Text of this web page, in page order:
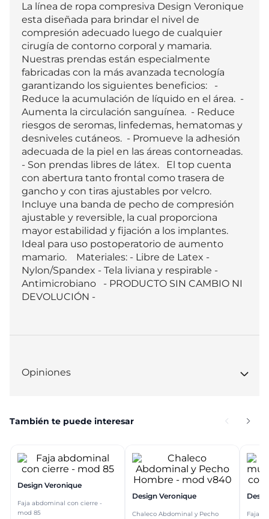
La línea de ropa compresiva Design Veronique
esta diseñada para brindar el nivel de
compresión adecuado luego de cualquier
cirugía de contorno corporal y mamaria.
Nuestras prendas están especialmente
fabricadas con la más avanzada tecnología
garantizando los siguientes beneficios:   -
Reduce la acumulación de líquido en el área.  -
Aumenta la circulación sanguínea.  - Reduce
riesgos de seromas, linfedemas, hematomas y
desniveles cutáneos.  - Promueve la adhesión
adecuada de la piel en las áreas contorneadas.
- Son prendas libres de látex.   El top cuenta
con abertura tanto frontal como trasera de
gancho y con tiras ajustables por velcro.
Incluye una banda de pecho de compresión
ajustable y reversible, la cual proporciona
mayor estabilidad y fijación a los implantes.
Ideal para uso postoperatorio de aumento
mamario.    Materiales: - Libre de Latex -
Nylon/Spandex - Tela liviana y respirable -
Antimicrobiano   - PRODUCTO SIN CAMBIO NI
DEVOLUCIÓN -
Opiniones
También te puede interesar
Design Veronique
Faja abdominal con cierre -
mod 85
Design Veronique
Chaleco Abdominal y Pecho
Faja